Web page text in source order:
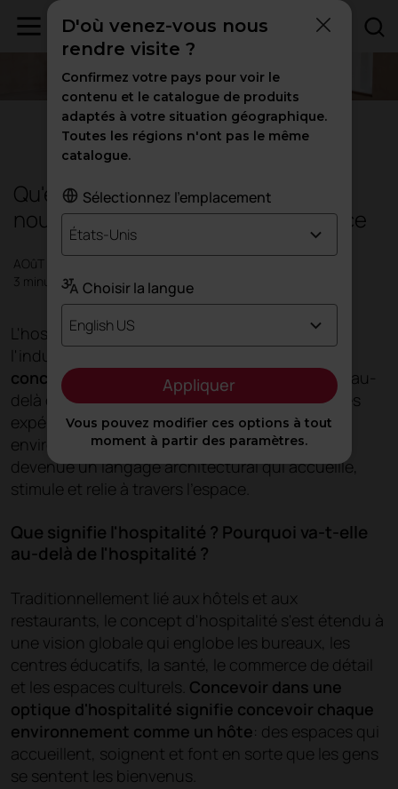
Hospitality
Qu'est-ce que l'hospitalité ? La
nouvelle architecture de l'expérience
AOûT 2025
3 minutes
L'hospitalité n'est pas seulement un terme de
l'industrie hôtelière : c'
conception centrée sur l'être humain
. Elle va au-
delà du confort physique et cherche à créer des
expériences mémorables dans n'importe quel
environnement. Aujourd'hui, l'hospitalité est
devenue un langage architectural qui accueille,
stimule et relie à travers l'espace.
Que signifie l'hospitalité ? Pourquoi va-t-elle
au-delà de l'hospitalité ?
Traditionnellement lié aux hôtels et aux
restaurants, le concept d'hospitalité s'est étendu à
une vision globale qui englobe les bureaux, les
centres éducatifs, la santé, le commerce de détail
et les espaces culturels. Concevoir dans une
optique d'hospitalité signifie concevoir chaque
environnement comme un hôte: des espaces qui
accueillent, soignent et font en sorte que les gens
se sentent les bienvenus.
D'où venez-vous nous
rendre visite ?
Confirmez votre pays pour voir le
contenu et le catalogue de produits
adaptés à votre situation géographique.
Toutes les régions n'ont pas le même
catalogue.
Sélectionnez l'emplacement
États-Unis
Choisir la langue
English US
Appliquer
Vous pouvez modifier ces options à tout
moment à partir des paramètres.